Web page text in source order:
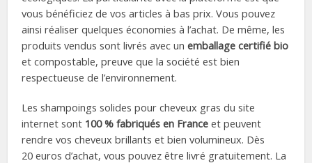
vous bénéficiez de vos articles à bas prix. Vous pouvez
ainsi réaliser quelques économies à l’achat. De même, les
produits vendus sont livrés avec unemballage certifié bio
et compostable, preuve que la société est bien
respectueuse de l’environnement.
Les shampoings solides pour cheveux gras du site
internet sont 100 % fabriqués en France et peuvent
rendre vos cheveux brillants et bien volumineux. Dès
20 euros d’achat, vous pouvez être livré gratuitement. La